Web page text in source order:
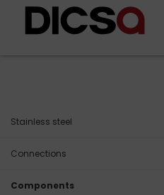
Stainless steel
Connections
Components